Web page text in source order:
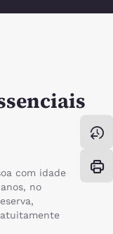
com idade
no